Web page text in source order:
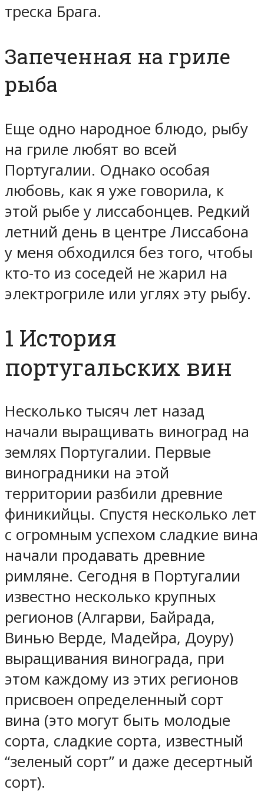
треска Брага.
Запеченная на гриле
рыба
Еще одно народное блюдо, рыбу
на гриле любят во всей
Португалии. Однако особая
любовь, как я уже говорила, к
этой рыбе у лиссабонцев. Редкий
летний день в центре Лиссабона
у меня обходился без того, чтобы
кто-то из соседей не жарил на
электрогриле или углях эту рыбу.
1 История
португальских вин
Несколько тысяч лет назад
начали выращивать виноград на
землях Португалии. Первые
виноградники на этой
территории разбили древние
финикийцы. Спустя несколько лет
с огромным успехом сладкие вина
начали продавать древние
римляне. Сегодня в Португалии
известно несколько крупных
регионов (Алгарви, Байрада,
Винью Верде, Мадейра, Доуру)
выращивания винограда, при
этом каждому из этих регионов
присвоен определенный сорт
вина (это могут быть молодые
сорта, сладкие сорта, известный
“зеленый сорт” и даже десертный
сорт).